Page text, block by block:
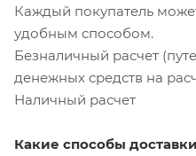
Каждый покупатель
удобным способом.
Безналичный расчет
денежных средств на
Наличный расчет
Какие способы